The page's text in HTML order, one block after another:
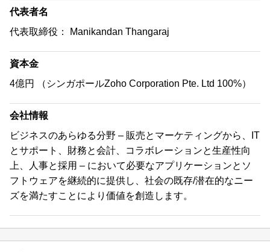
代表者名
代表取締役： Manikandan Thangaraj
資本金
4億円 （シンガポールZoho Corporation Pte. Ltd 100%）
会社情報
ビジネスのあらゆる分野 – 販売とマーケティングから、IT
とサポート、財務と会計、コラボレーションと生産性向
上、人事と採用 – において必要なアプリケーションとソ
フトウェアを継続的に提供し、社会の既存/潜在的なニー
ズを満たすことにより価値を創造します。